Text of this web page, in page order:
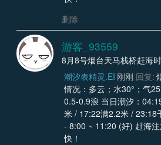
删除
游客_93559
8月8号烟台天马栈桥赶海
潮汐表精灵.EI 刚刚 回复:
情况：多云；水30°；气
0.5-0.9浪 当日潮汐：
米 / 17:22满2.2米 / 23:18
- 8:00 ~ 11:20 (好) 赶海
快！